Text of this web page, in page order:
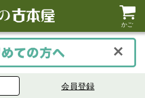
かご
会員登録